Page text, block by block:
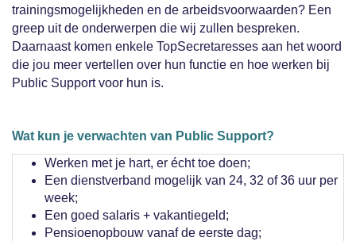
trainingsmogelijkheden en de arbeidsvoorwaarden? Een
greep uit de onderwerpen die wij zullen bespreken.
Daarnaast komen enkele TopSecretaresses aan het woord
die jou meer vertellen over hun functie en hoe werken bij
Public Support voor hun is.
Wat kun je verwachten van Public Support?
Werken met je hart, er écht toe doen;
Een dienstverband mogelijk van 24, 32 of 36 uur per
week;
Een goed salaris + vakantiegeld;
Pensioenopbouw vanaf de eerste dag;